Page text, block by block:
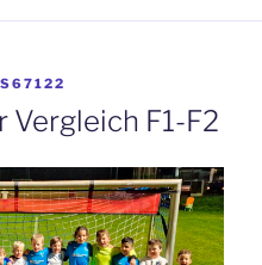
Vergleich F1-F2